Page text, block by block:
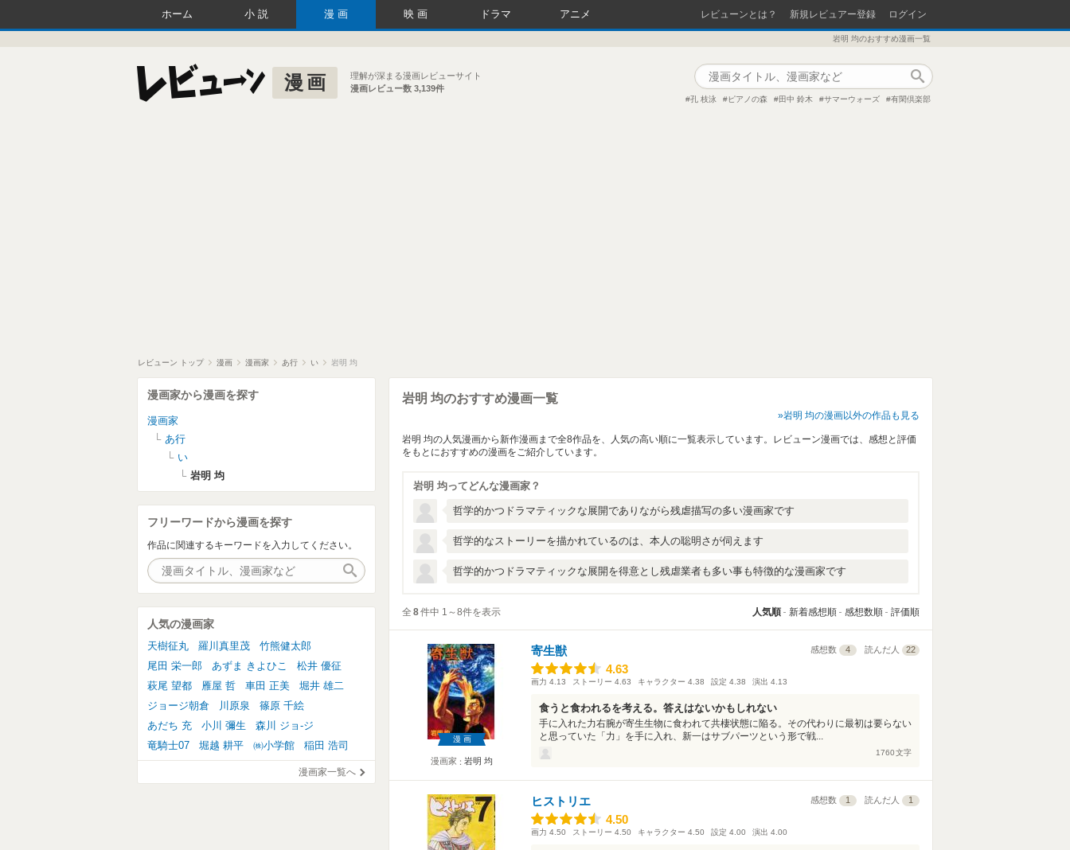
ホーム 小説 漫画 映画 ドラマ アニメ レビューンとは？ 新規レビュアー登録 ログイン
岩明 均のおすすめ漫画一覧
漫画
理解が深まる漫画レビューサイト
漫画レビュー数 3,139件
孔 枝泳 ピアノの森 田中 鈴木 サマーウォーズ 有閑倶楽部
レビューン トップ 漫画 漫画家 あ行 い 岩明 均
岩明 均のおすすめ漫画一覧
岩明 均の漫画以外の作品も見る
岩明 均の人気漫画から新作漫画まで全8作品を、人気の高い順に一覧表示しています。レビューン漫画では、感想と評価
をもとにおすすめの漫画をご紹介しています。
岩明 均ってどんな漫画家？
哲学的かつドラマティックな展開でありながら残虐描写の多い漫画家です
哲学的なストーリーを描かれているのは、本人の聡明さが伺えます
哲学的かつドラマティックな展開を得意とし残虐業者も多い事も特徴的な漫画家です
全 8件中 1～8件を表示 人気順 新着感想順 感想数順 評価順
漫画
漫画家 岩明 均
寄生獣 感想数 4 読んだ人 22
4.63
4.63
画力 4.13 ストーリー 4.63 キャラクター 4.38 設定 4.38 演出 4.13
食うと食われるを考える。答えはないかもしれない
手に入れた力右腕が寄生生物に食われて共棲状態に陥る。その代わりに最初は要らない
と思っていた「力」を手に入れ、新一はサブパーツという形で戦...
1760文字
ヒストリエ 感想数 1 読んだ人 1
4.50
4.50
画力 4.50 ストーリー 4.50 キャラクター 4.50 設定 4.00 演出 4.00
漫画家から漫画を探す
漫画家
あ行
い
岩明 均
フリーワードから漫画を探す
作品に関連するキーワードを入力してください。
人気の漫画家
天樹征丸 羅川真里茂
竹熊健太郎
尾田 栄一郎
あずま きよひこ
松井 優征
萩尾 望都
雁屋 哲 車田 正美
堀井 雄二
ジョージ朝倉
川原泉
篠原 千絵
あだち 充
小川 彌生
森川 ジョ-ジ
竜騎士07
堀越 耕平 ㈱小学館 稲田 浩司
漫画家一覧へ